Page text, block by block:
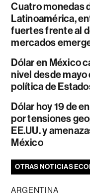
Cuatro monedas
Latinoamérica,
fuertes frente al
mercados
Dólar en México
nivel desde
política de
Dólar hoy 19 de
por tensiones
EE.UU. y
México
OTRAS NOTICIAS
ARGENTINA